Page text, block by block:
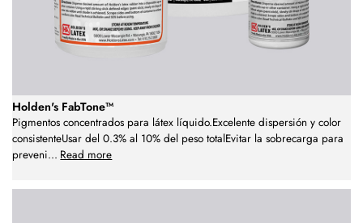
Holden's FabTone™
Pigmentos concentrados para látex líquido.Excelente dispersión y color
consistenteUsar del 0.3% al 10% del peso totalEvitar la sobrecarga para
preveni... Read more